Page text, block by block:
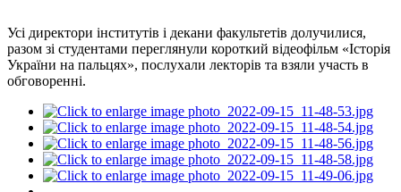
Усі директори інститутів і декани факультетів долучилися,
разом зі студентами переглянули короткий відеофільм «Історія
України на пальцях», послухали лекторів та взяли участь в
обговоренні.